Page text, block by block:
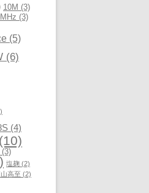
10M (3)
(3)
(5)
(6)
(4)
(10)
(3)
塩麹 (2)
高至 (2)